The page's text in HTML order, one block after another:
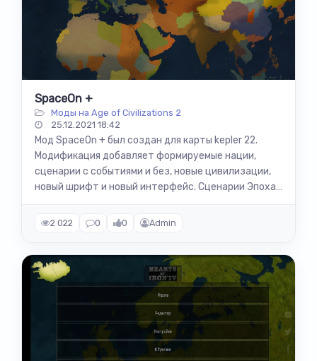
SpaceOn +
Моды на Age of Civilizations 2
25.12.2021 18:42
Мод SpaceOn + был создан для карты kepler 22.
Модификация добавляет формируемые нации,
сценарии с событиями и без, новые цивилизации,
новый шрифт и новый интерфейс. Сценарии Эпоха
2 022 0 0 Admin